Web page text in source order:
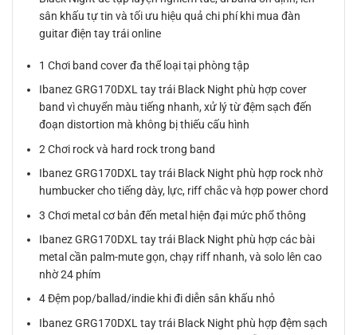
sân khấu tự tin và tối ưu hiệu quả chi phí khi mua đàn
guitar điện tay trái online
1 Chơi band cover đa thể loại tại phòng tập
Ibanez GRG170DXL tay trái Black Night phù hợp cover
band vì chuyển màu tiếng nhanh, xử lý từ đệm sạch đến
đoạn distortion mà không bị thiếu cấu hình
2 Chơi rock và hard rock trong band
Ibanez GRG170DXL tay trái Black Night phù hợp rock nhờ
humbucker cho tiếng dày, lực, riff chắc và hợp power chord
3 Chơi metal cơ bản đến metal hiện đại mức phổ thông
Ibanez GRG170DXL tay trái Black Night phù hợp các bài
metal cần palm-mute gọn, chạy riff nhanh, và solo lên cao
nhờ 24 phím
4 Đệm pop/ballad/indie khi đi diễn sân khấu nhỏ
Ibanez GRG170DXL tay trái Black Night phù hợp đệm sạch